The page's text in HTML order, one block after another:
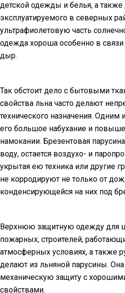
детской одежды и белья, а также
эксплуатируемого в северных
ультрафиолетовую часть
одежда хороша особенно в
дыр.
Так обстоит дело с бытовыми
свойства льна часто делают
технического назначения. Одним
его большое набухание и
намокании. Брезентовая
воду, остается воздухо- и
укрытая ею техника или другие
не корродируют не только от
конденсирующейся на них под
Верхнюю защитную одежду для
пожарных, строителей,
атмосферных условиях, а также
делают из льняной парусины.
механическую защиту с
свойствами.